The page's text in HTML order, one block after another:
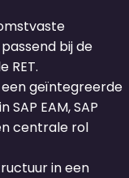
bij de
RET.
geïntegreerde
EAM, SAP
centrale rol
in een